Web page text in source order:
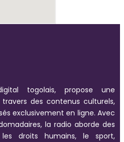
togolais, propose une
des contenus culturels,
exclusivement en ligne. Avec
la radio aborde des
droits humains, le sport,